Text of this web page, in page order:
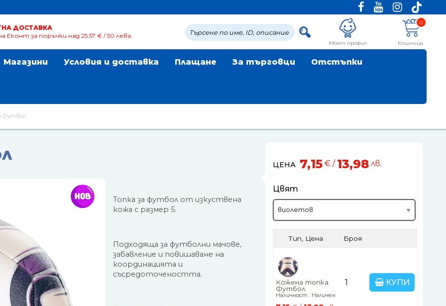
ДОСТАВКА
Еконт за поръчки над 25.57 € / 50 лева.
Моят профил
0
Кошница
Магазини Условия и доставка Плащане За търговци Отстъпки
Футбол
Топка за футбол от изкуствена
кожа с размер 5.
Подходяща за футболни мачове,
забавление и повишаване на
координацията и
съсредоточеността.
ЦЕНА 7,15 € / 13,98 лв.
Цвят
Тип, Цена Броя
Кожена топка
Футбол
Наличност : Наличен
КУПИ